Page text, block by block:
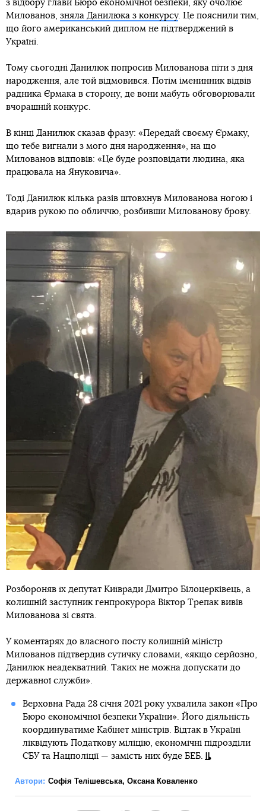
з відбору глави Бюро економічної безпеки, яку очолює
Милованов, зняла Данилюка з конкурсу. Це пояснили тим,
що його американський диплом не підтверджений в
Україні.
Тому сьогодні Данилюк попросив Милованова піти з дня
народження, але той відмовився. Потім іменинник відвів
радника Єрмака в сторону, де вони мабуть обговорювали
вчорашній конкурс.
В кінці Данилюк сказав фразу: «Передай своєму Єрмаку,
що тебе вигнали з мого дня народження», на що
Милованов відповів: «Це буде розповідати людина, яка
працювала на Януковича».
Тоді Данилюк кілька разів штовхнув Милованова ногою і
вдарив рукою по обличчю, розбивши Милованову брову.
Розбороняв їх депутат Київради Дмитро Білоцерківець, а
колишній заступник генпрокурора Віктор Трепак вивів
Милованова зі свята.
У коментарях до власного посту колишній міністр
Милованов підтвердив сутичку словами, «якщо серйозно,
Данилюк неадекватний. Таких не можна допускати до
державної служби».
Верховна Рада 28 січня 2021 року ухвалила закон «Про
Бюро економічної безпеки України». Його діяльність
координуватиме Кабінет міністрів. Відтак в Україні
ліквідують Податкову міліцію, економічнi підрозділи
СБУ та Нацполіції — замість них буде БЕБ.
Автори: Софія Телішевська, Оксана Коваленко